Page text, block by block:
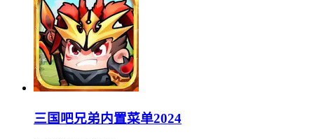
三国吧兄弟内置菜单2024